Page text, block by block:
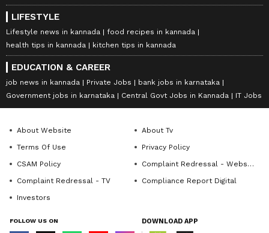
LIFESTYLE
Lifestyle news in kannada
food recipes in kannada
health tips in kannada
kitchen tips in kannada
EDUCATION & CAREER
job news in kannada Private Jobs
bank jobs in karnataka
Government jobs in karnataka
Central Govt Jobs in Kannada IT Jobs
About Website
About Tv
Terms Of Use
Privacy Policy
CSAM Policy
Complaint Redressal - Website
Complaint Redressal - TV
Compliance Report Digital
Investors
FOLLOW US ON DOWNLOAD APP